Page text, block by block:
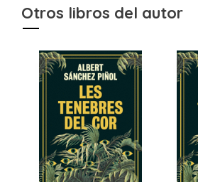
Otros libros del autor